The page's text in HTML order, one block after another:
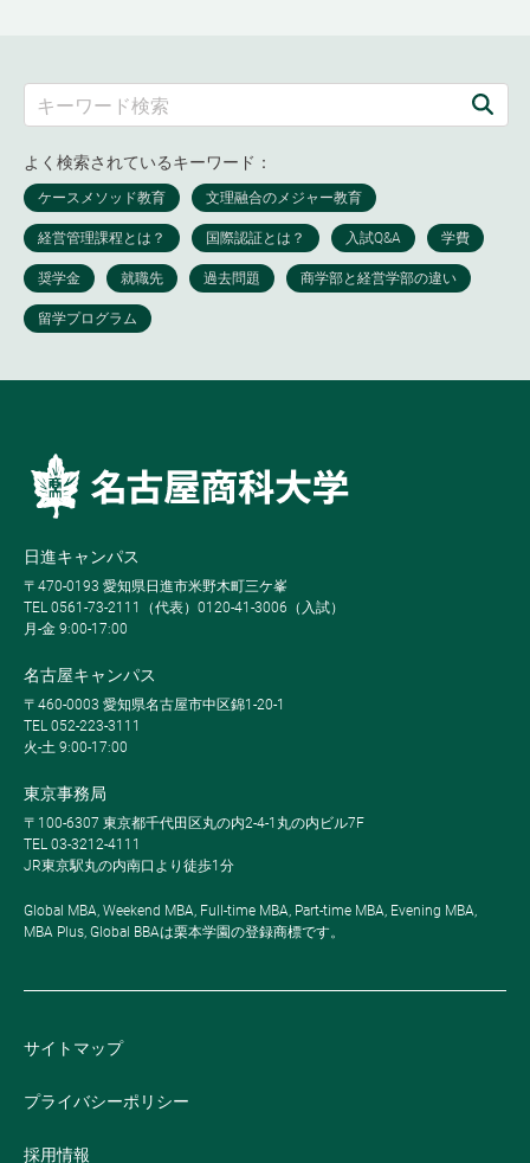
よく検索されているキーワード：
日進キャンパス
〒470-0193 愛知県日進市米野木町三ケ峯
TEL 0561-73-2111（代表）0120-41-3006（入試）
月-金 9:00-17:00
名古屋キャンパス
〒460-0003 愛知県名古屋市中区錦1-20-1
TEL 052-223-3111
火-土 9:00-17:00
東京事務局
〒100-6307 東京都千代田区丸の内2-4-1丸の内ビル7F
TEL 03-3212-4111
JR東京駅丸の内南口より徒歩1分
Global MBA, Weekend MBA, Full-time MBA, Part-time MBA, Evening MBA,
MBA Plus, Global BBAは栗本学園の登録商標です。
サイトマップ
プライバシーポリシー
採用情報